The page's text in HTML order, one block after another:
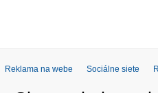
Reklama na webe Sociálne siete